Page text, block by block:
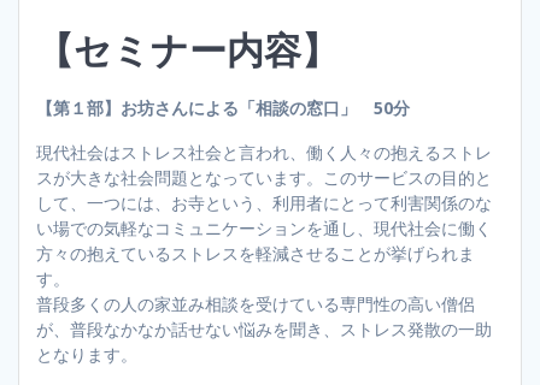
【セミナー内容】
【第１部】お坊さんによる「相談の窓口」 50分
現代社会はストレス社会と言われ、働く人々の抱えるストレ
スが大きな社会問題となっています。このサービスの目的と
して、一つには、お寺という、利用者にとって利害関係のな
い場での気軽なコミュニケーションを通し、現代社会に働く
方々の抱えているストレスを軽減させることが挙げられま
す。
普段多くの人の家並み相談を受けている専門性の高い僧侶
が、普段なかなか話せない悩みを聞き、ストレス発散の一助
となります。